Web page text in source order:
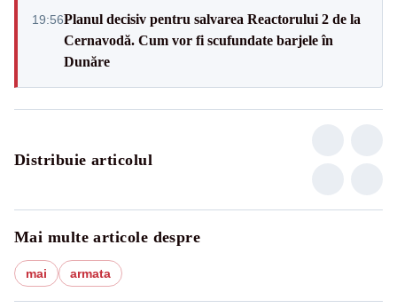
19:56Planul decisiv pentru salvarea Reactorului 2 de la
Cernavodă. Cum vor fi scufundate barjele în
Dunăre
Distribuie articolul
Mai multe articole despre
mai armata